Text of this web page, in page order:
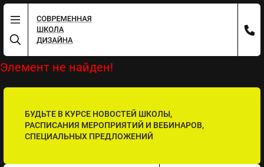
Элемент не найден!
БУДЬТЕ В КУРСЕ НОВОСТЕЙ ШКОЛЫ,
РАСПИСАНИЯ МЕРОПРИЯТИЙ И ВЕБИНАРОВ,
СПЕЦИАЛЬНЫХ ПРЕДЛОЖЕНИЙ